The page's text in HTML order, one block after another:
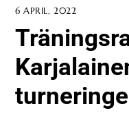
6 APRIL, 2022